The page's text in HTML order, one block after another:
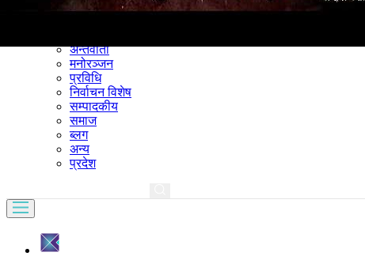
अन्तर्वार्ता
मनोरञ्जन
प्रविधि
निर्वाचन विशेष
सम्पादकीय
समाज
ब्लग
अन्य
प्रदेश